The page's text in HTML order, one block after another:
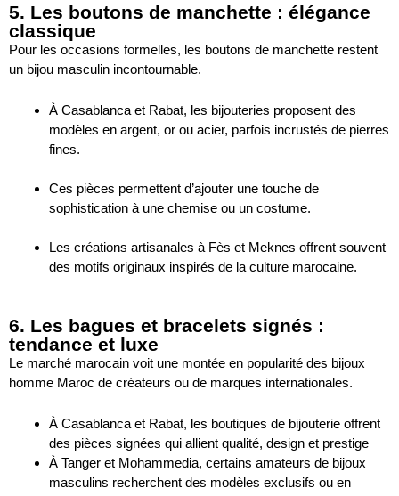
5. Les boutons de manchette : élégance
classique
Pour les occasions formelles, les boutons de manchette restent
un bijou masculin incontournable.
À Casablanca et Rabat, les bijouteries proposent des
modèles en argent, or ou acier, parfois incrustés de pierres
fines.
Ces pièces permettent d’ajouter une touche de
sophistication à une chemise ou un costume.
Les créations artisanales à Fès et Meknes offrent souvent
des motifs originaux inspirés de la culture marocaine.
6. Les bagues et bracelets signés :
tendance et luxe
Le marché marocain voit une montée en popularité des bijoux
homme Maroc de créateurs ou de marques internationales.
À Casablanca et Rabat, les boutiques de bijouterie offrent
des pièces signées qui allient qualité, design et prestige
À Tanger et Mohammedia, certains amateurs de bijoux
masculins recherchent des modèles exclusifs ou en